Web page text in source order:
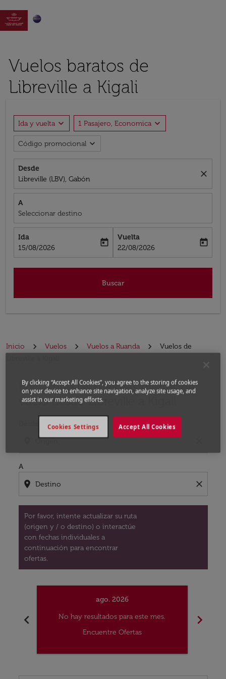

Vuelos baratos de
Libreville a Kigali
Ida y vuelta expand_more 1 Pasajero, Economica expand_more
Código promocional expand_more
Desde
Libreville (LBV), Gabón
close
A
Seleccionar destino
Ida
fc-booking-departure-date-aria-label
15/08/2026
today
Vuelta
fc-booking-return-date-aria-label
22/08/2026
today
Buscar
Inicio Vuelos Vuelos a Ruanda
Vuelos de
Encuentre las mejores ofertas de
vuelo desde Libreville a Kigali
A
location_on close
Por favor, intente actualizar su ruta
(origen y / o destino) o interactúe
con fechas individuales a
continuación para encontrar
ofertas.
Por favor, intente actualizar su ruta (origen y / o
chevron_left
ago. 2026
No hay resultados para este mes.
Encuentre Ofertas
chevron_right
By clicking “Accept All Cookies”, you agree to the storing of cookies
on your device to enhance site navigation, analyze site usage, and
assist in our marketing efforts.
Accept All Cookies
Cookies Settings